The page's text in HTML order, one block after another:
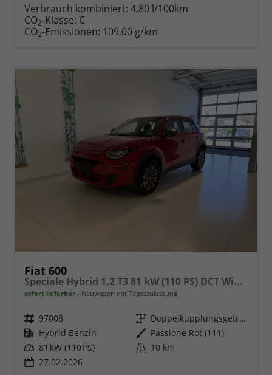
anfordern
Datei,
Verbrauch kombiniert: 4,80 l/100km
CO2-Klasse: C
CO2-Emissionen: 109,00 g/km
Fiat 600
Speciale Hybrid 1.2 T3 81 kW (110 PS) DCT Winter-Paket, Klimaanlage, Radio, DAB, Android Auto, Apple CarPlay, Freisprecheinrichtung, Bluetooth, Regensensor, Einparkhilfe hinten, LED-Scheinwerfer, uvm.
sofort lieferbar Neuwagen mit Tageszulassung
Fahrzeugnr. 97008 Getriebe
Doppelkupplungsgetriebe (DSG)
Kraftstoff Hybrid Benzin Außenfarbe Passione Rot (111)
Leistung 81 kW (110 PS) Kilometerstand 10 km
27.02.2026